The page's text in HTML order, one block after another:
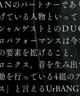
Ｎのパートナーで
ている人物といっ
ャルゲストとのＤ
パフォーマンスは今
要素を拡げること
ニクス。音を生み
を行っている4組の
」と言える